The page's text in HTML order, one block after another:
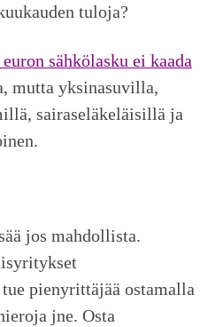
tuloja?
sähkölasku ei kaada
mutta yksinasuvilla,
sairaseläkeläisillä ja
jos mahdollista.
pienyrittäjää ostamalla
jne. Osta